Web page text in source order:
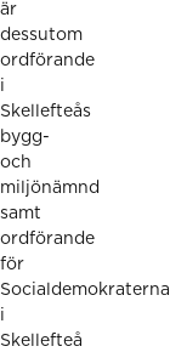
är
dessutom
ordförande
i
Skellefteås
bygg-
och
miljönämnd
samt
ordförande
för
Socialdemokraterna
i
Skellefteå